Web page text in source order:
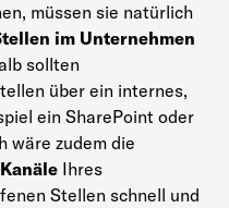
müssen sie natürlich
im Unternehmen
sollten
über ein internes,
ein SharePoint oder
wäre zudem die
Ihres
Stellen schnell und